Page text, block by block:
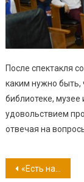
После спектакля
каким нужно быть,
библиотеке,
удовольствием
отвечая на
«Есть наша память – главный документ…»